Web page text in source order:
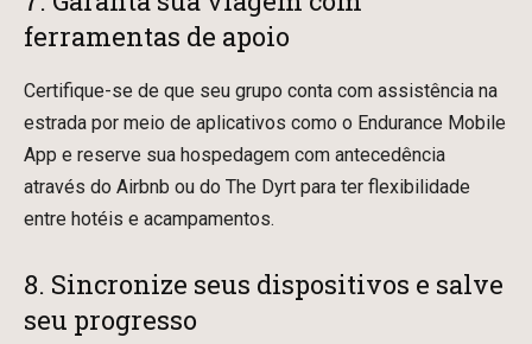
ferramentas de apoio
Certifique-se de que seu grupo conta com assistência na
estrada por meio de aplicativos como o Endurance Mobile
App e reserve sua hospedagem com antecedência
através do Airbnb ou do The Dyrt para ter flexibilidade
entre hotéis e acampamentos.
8. Sincronize seus dispositivos e salve
seu progresso